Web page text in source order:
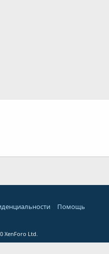
Помощь
XenForo Ltd.